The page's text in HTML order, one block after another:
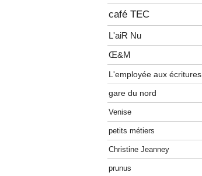
café TEC
L'aiR Nu
Œ&M
L'employée aux écritures
gare du nord
Venise
petits métiers
Christine Jeanney
prunus